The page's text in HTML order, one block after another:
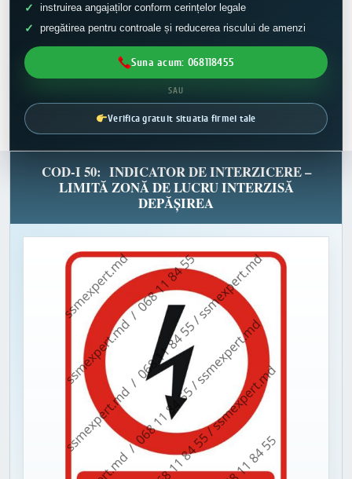
instruirea angajaților conform cerințelor legale
pregătirea pentru controale și reducerea riscului de amenzi
Suna acum: 068118455
SAU
Verifica gratuit situatia firmei tale
COD-I 50: INDICATOR DE INTERZICERE –
LIMITĂ ZONĂ DE LUCRU INTERZISĂ
DEPĂȘIREA